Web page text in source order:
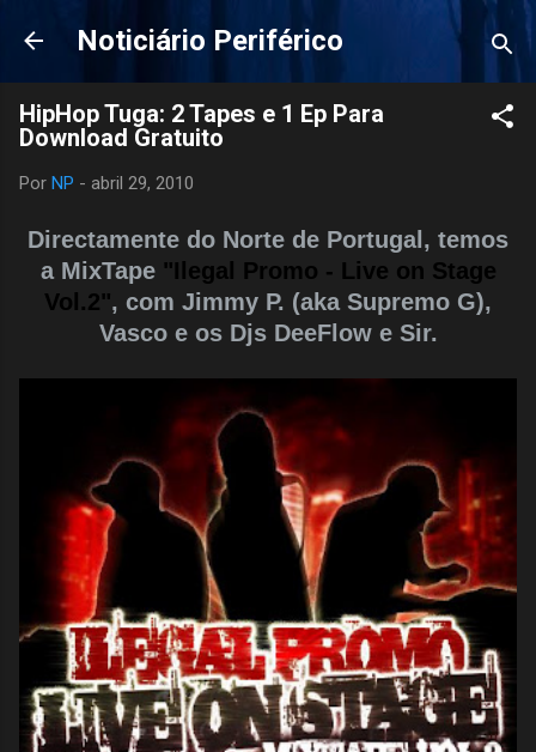
Pular para o conteúdo principal
Noticiário Periférico
HipHop Tuga: 2 Tapes e 1 Ep Para
Download Gratuito
Por NP - abril 29, 2010
Directamente do Norte de Portugal, temos
a MixTape "Ilegal Promo - Live on Stage
Vol.2", com Jimmy P. (aka Supremo G),
Vascoe os Djs DeeFlow e Sir.